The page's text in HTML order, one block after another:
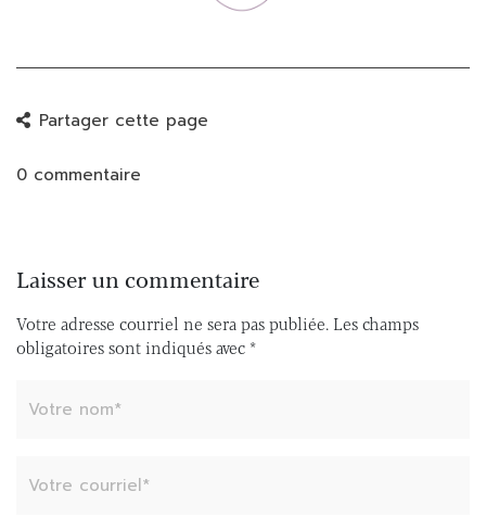
Partager cette page
0 commentaire
Laisser un commentaire
Votre adresse courriel ne sera pas publiée. Les champs
obligatoires sont indiqués avec *